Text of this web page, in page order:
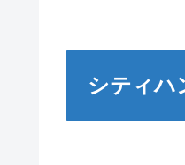
シティハ